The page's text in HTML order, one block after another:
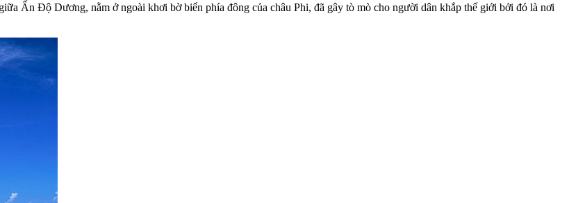
Ấn Độ Dương, nằm ở ngoài khơi bờ biển phía đông của châu Phi, đã gây tò mò cho người dân khắp thế giới bởi đó là nơi